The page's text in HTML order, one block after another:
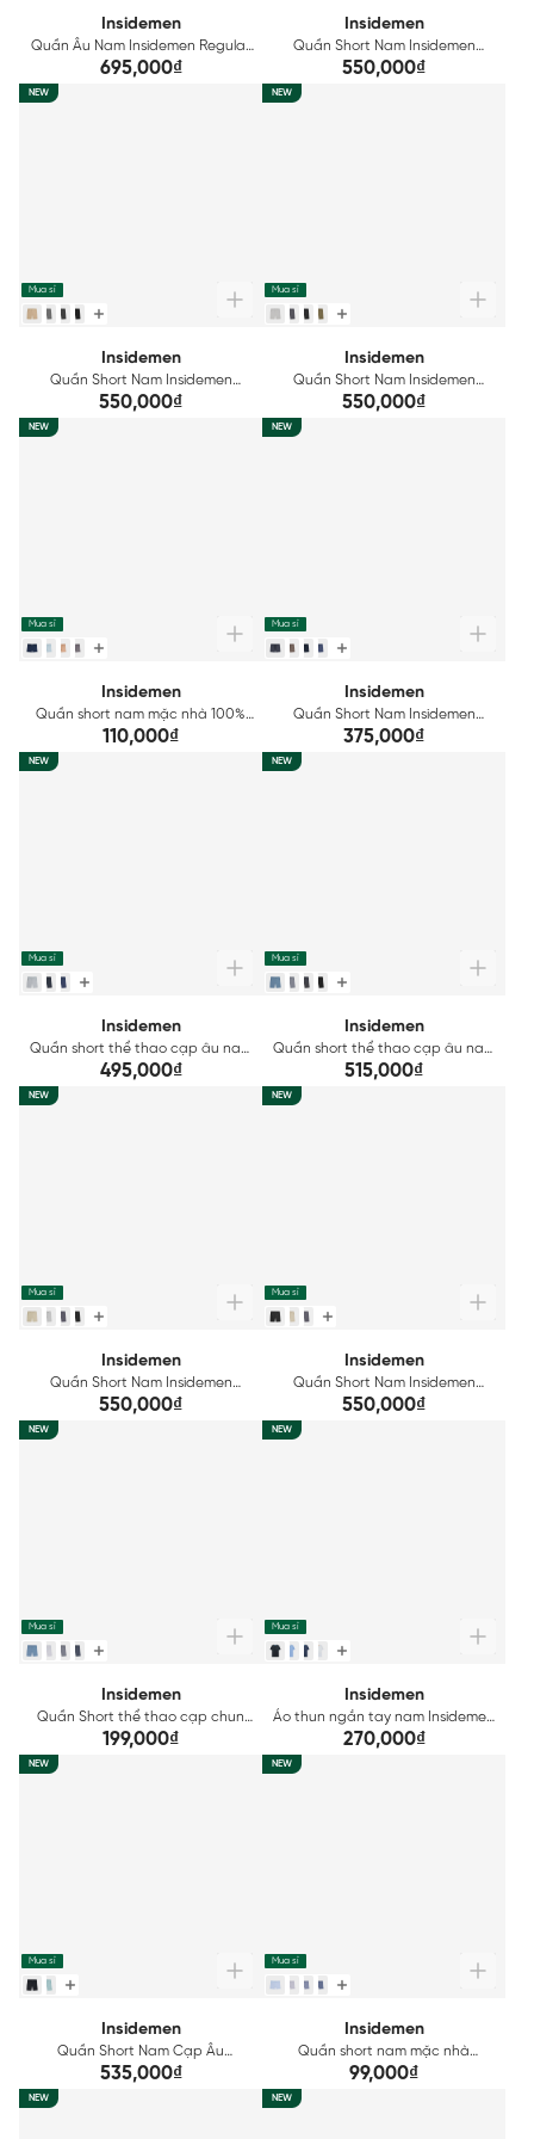
Insidemen
Quần Âu Nam Insidemen Regular
Fit ITRR01F
695,000₫
Insidemen
Quần Short Nam Insidemen
Regular ISO165AAH0
550,000₫
NEW
Mua sỉ
Insidemen
Quần Short Nam Insidemen
Regular ISO164AAH0
550,000₫
NEW
Mua sỉ
Insidemen
Quần Short Nam Insidemen
Regular ISO163AAH0
550,000₫
NEW
Mua sỉ
Insidemen
Quần short nam mặc nhà 100%
Cotton Insidemen ISO8000H0
110,000₫
NEW
Mua sỉ
Insidemen
Quần Short Nam Insidemen
Regular Fit ISO202AH0
375,000₫
NEW
Mua sỉ
Insidemen
Quần short thể thao cạp âu nam
Insidemen dáng Regular Fit
ISO166AAH0
495,000₫
NEW
Mua sỉ
Insidemen
Quần short thể thao cạp âu nam
Insidemen dáng Regular Fit
ISO162AAH0
515,000₫
NEW
Mua sỉ
Insidemen
Quần Short Nam Insidemen
Regular Fit ISO161AAH0
550,000₫
NEW
Mua sỉ
Insidemen
Quần Short Nam Insidemen
Regular Fit ISO160AAH0
550,000₫
NEW
Mua sỉ
Insidemen
Quần Short thể thao cạp chun
nam Insidemen dáng Regular Fit
ISO036AZ
199,000₫
NEW
Mua sỉ
Insidemen
Áo thun ngắn tay nam Insidemen
Active ITS080AAH0
270,000₫
NEW
Mua sỉ
Insidemen
Quần Short Nam Cạp Âu
Insidemen Regular Fit ISO084FAH0
535,000₫
NEW
Mua sỉ
Insidemen
Quần short nam mặc nhà
Insidemen ISOR15A0H0
99,000₫
NEW NEW